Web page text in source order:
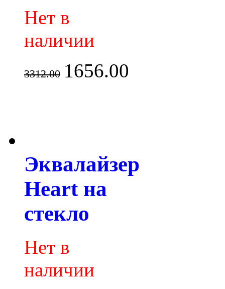
Нет в
наличии
3312.00 1656.00
Эквалайзер
Heart на
стекло
Нет в
наличии